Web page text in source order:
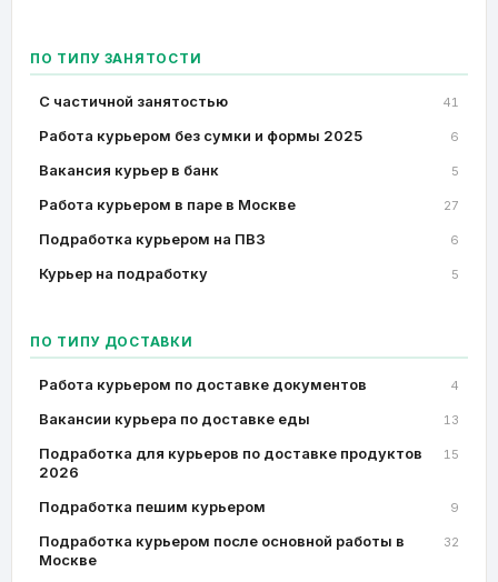
ПО ТИПУ ЗАНЯТОСТИ
C частичной занятостью 41
Работа курьером без сумки и формы 2025 6
Вакансия курьер в банк 5
Работа курьером в паре в Москве 27
Подработка курьером на ПВЗ 6
Курьер на подработку 5
ПО ТИПУ ДОСТАВКИ
Работа курьером по доставке документов 4
Вакансии курьера по доставке еды 13
Подработка для курьеров по доставке продуктов
2026
15
Подработка пешим курьером 9
Подработка курьером после основной работы в
Москве
32